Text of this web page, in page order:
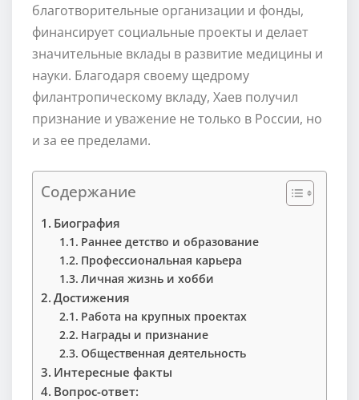
благотворительные организации и фонды,
финансирует социальные проекты и делает
значительные вклады в развитие медицины и
науки. Благодаря своему щедрому
филантропическому вкладу, Хаев получил
признание и уважение не только в России, но
и за ее пределами.
Содержание
Биография
Раннее детство и образование
Профессиональная карьера
Личная жизнь и хобби
Достижения
Работа на крупных проектах
Награды и признание
Общественная деятельность
Интересные факты
Вопрос-ответ: